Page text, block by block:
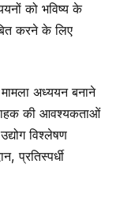
को भविष्य के
करने के लिए
अध्ययन बनाने
की आवश्यकताओं
विश्लेषण
प्रतिस्पर्धी